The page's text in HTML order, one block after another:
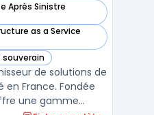
Après Sinistre
catégorie
as a Service
catégorie
souverain
catégorie
de solutions de
France. Fondée
une gamme